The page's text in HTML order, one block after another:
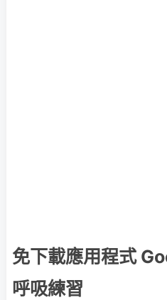
免下載應用程式
呼吸練習